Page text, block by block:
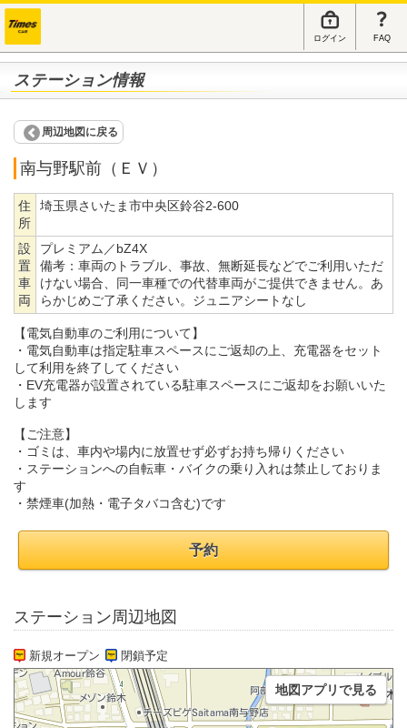
ログイン FAQ
ステーション情報
周辺地図に戻る
南与野駅前（ＥＶ）
住
所
埼玉県さいたま市中央区鈴谷2-600
設
置
車
両
プレミアム／bZ4X
備考： 車両のトラブル、事故、無断延長などでご利用いただ
けない場合、同一車種での代替車両がご提供できません。あ
らかじめご了承ください。ジュニアシートなし
【電気自動車のご利用について】
・電気自動車は指定駐車スペースにご返却の上、充電器をセット
して利用を終了してください
・EV充電器が設置されている駐車スペースにご返却をお願いいた
します
【ご注意】
・ゴミは、車内や場内に放置せず必ずお持ち帰りください
・ステーションへの自転車・バイクの乗り入れは禁止しておりま
す
・禁煙車(加熱・電子タバコ含む)です
予約
ステーション周辺地図
新規オープン 閉鎖予定
地図アプリで見る